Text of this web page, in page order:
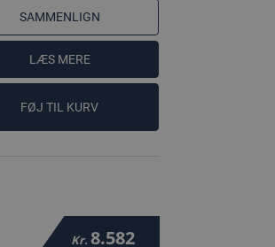
SAMMENLIGN
LÆS MERE
FØJ TIL KURV
Kr. 8.582